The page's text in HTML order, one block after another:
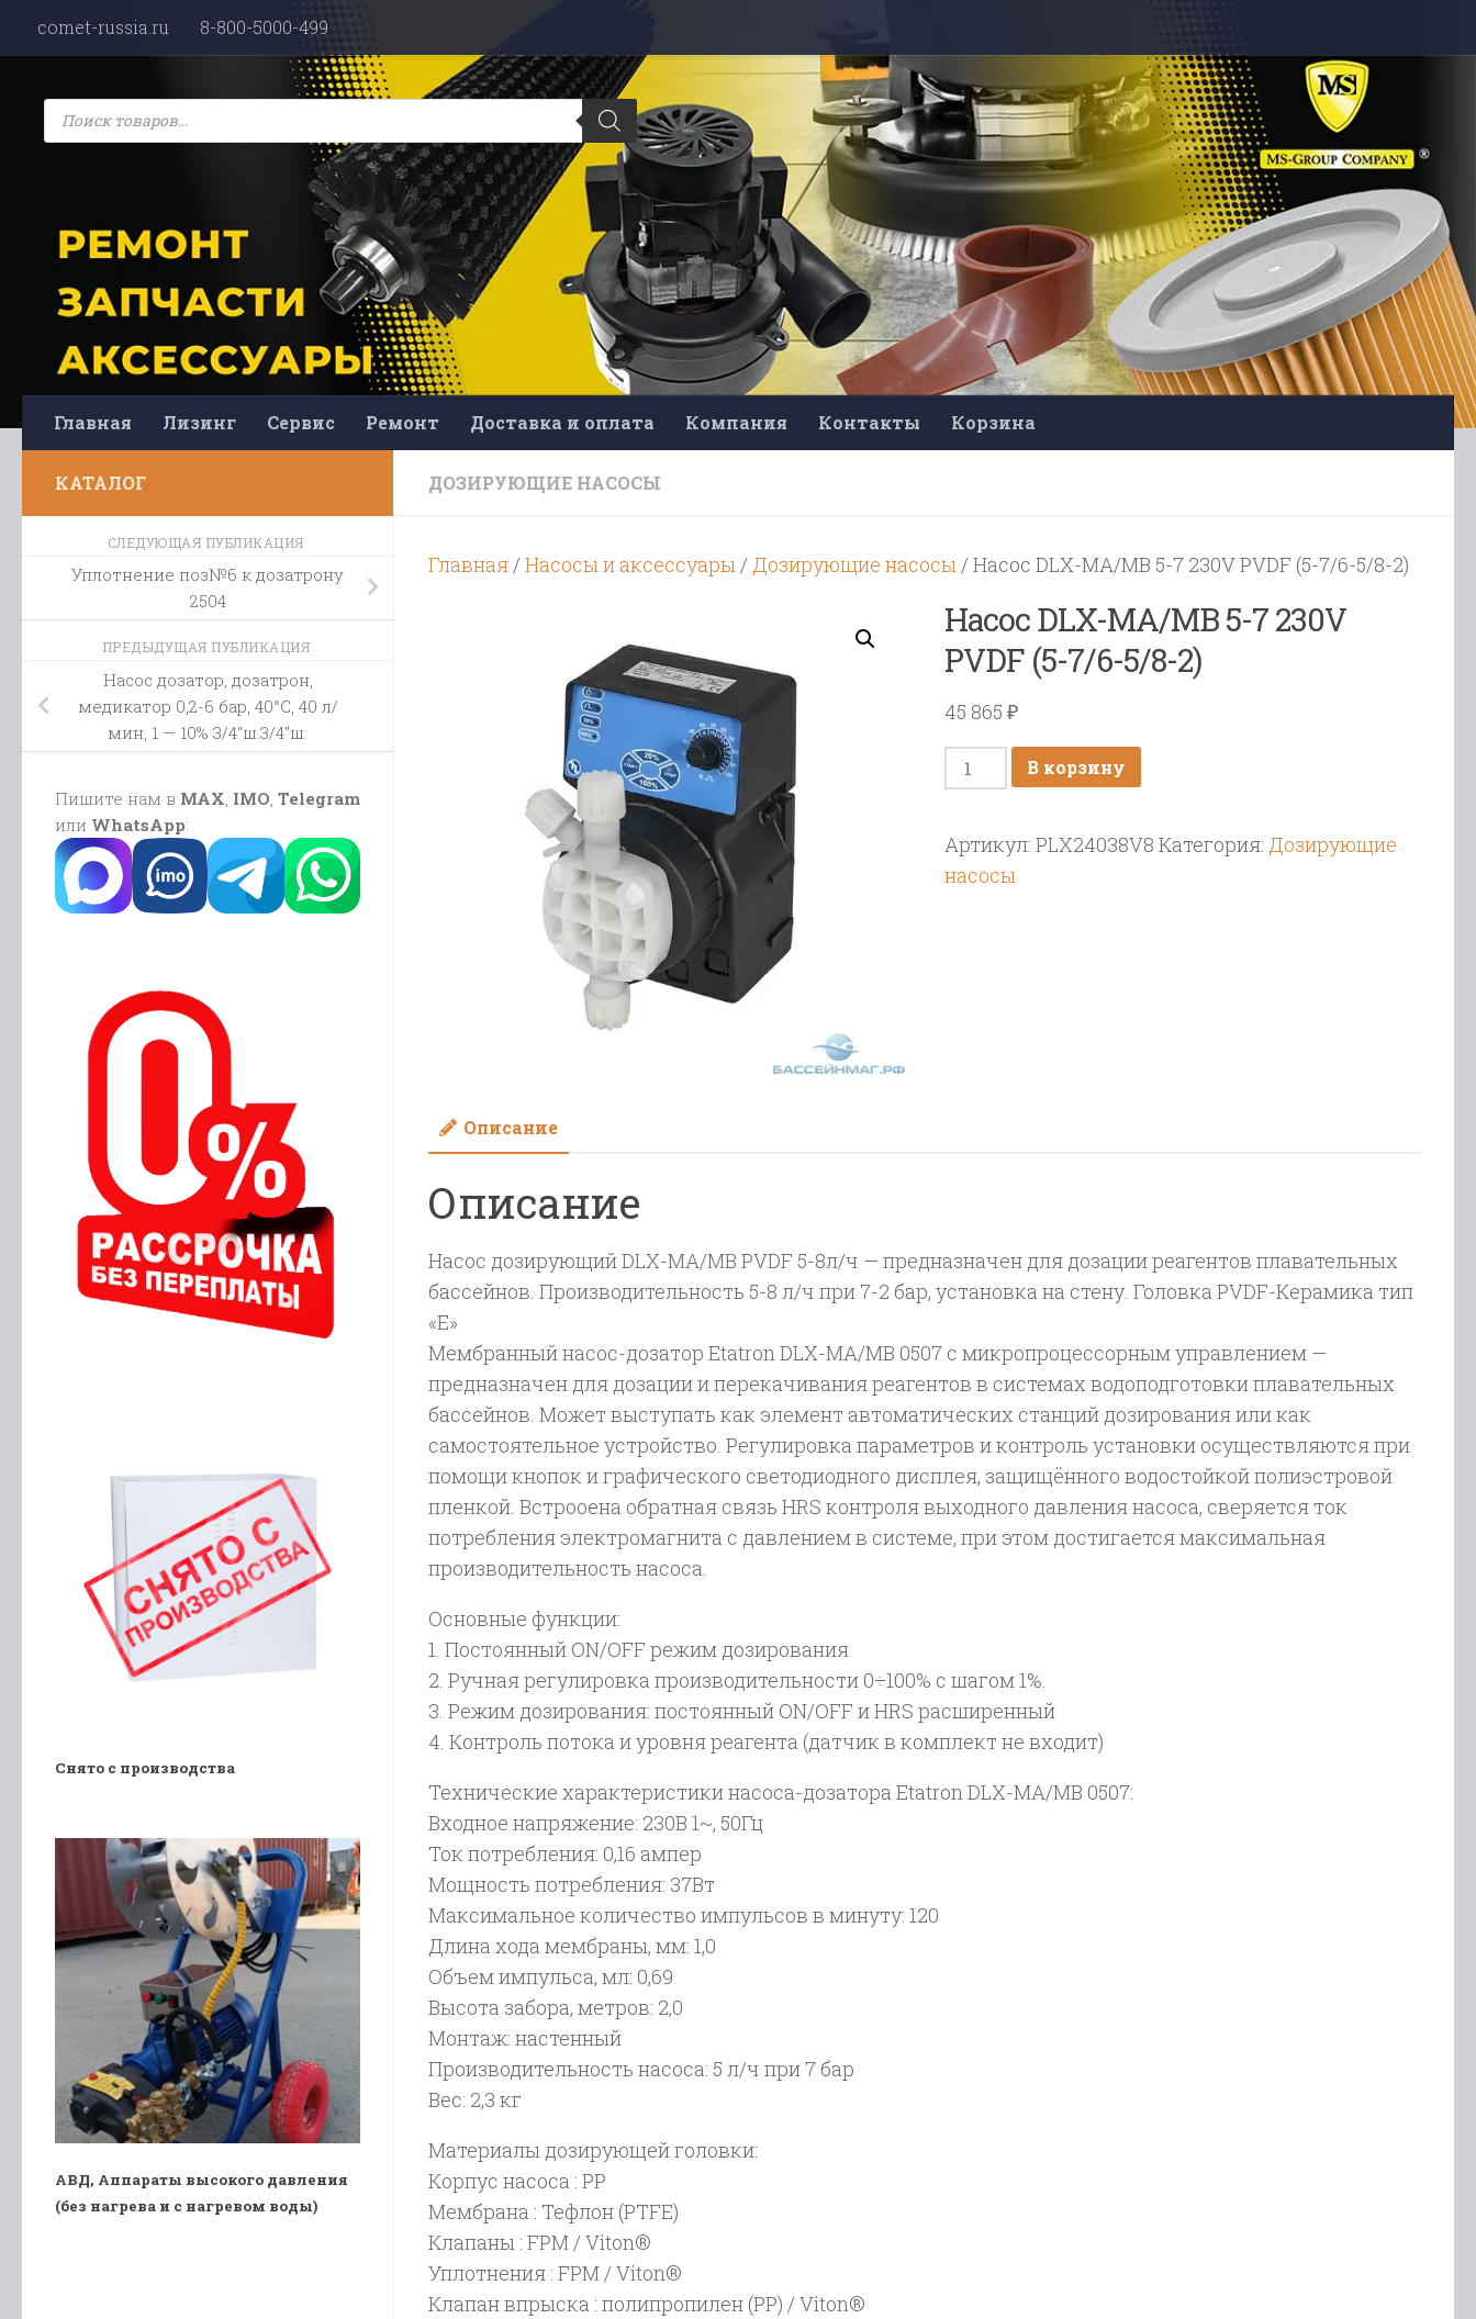
Перейти к содержимому
comet-russia.ru 8-800-5000-499
Поиск
товаров
Главная Лизинг Сервис Ремонт Доставка и оплата Компания Контакты Корзина
ДОЗИРУЮЩИЕ НАСОСЫ
Главная / Насосы и аксессуары / Дозирующие насосы / Насос DLX-MA/MB 5-7 230V PVDF (5-7/6-5/8-2)
Насос DLX-MA/MB 5-7 230V
PVDF (5-7/6-5/8-2)
45 865₽
Количество
товара
DLX-
MA/MB
В корзину
Артикул:PLX24038V8 Категория: Дозирующие
насосы
Описание
Описание
Насос дозирующий DLX-MA/MB PVDF 5-8л/ч — предназначен для дозации реагентов плавательных
бассейнов. Производительность 5-8 л/ч при 7-2 бар, установка на стену. Головка PVDF-Керамика тип
«Е»
Мембранный насос-дозатор Etatron DLX-MA/MB 0507 с микропроцессорным управлением —
предназначен для дозации и перекачивания реагентов в системах водоподготовки плавательных
бассейнов. Может выступать как элемент автоматических станций дозирования или как
самостоятельное устройство. Регулировка параметров и контроль установки осуществляются при
помощи кнопок и графического светодиодного дисплея, защищённого водостойкой полиэстровой
пленкой. Встрооена обратная связь HRS контроля выходного давления насоса, сверяется ток
потребления электромагнита с давлением в системе, при этом достигается максимальная
производительность насоса.
Основные функции:
1. Постоянный ON/OFF режим дозирования
2. Ручная регулировка производительности 0÷100% с шагом 1%.
3. Режим дозирования: постоянный ON/OFF и HRS расширенный
4. Контроль потока и уровня реагента (датчик в комплект не входит)
Технические характеристики насоса-дозатора Etatron DLX-MA/MB 0507:
Входное напряжение: 230В 1~, 50Гц
Ток потребления: 0,16 ампер
Мощность потребления: 37Вт
Максимальное количество импульсов в минуту: 120
Длина хода мембраны, мм: 1,0
Объем импульса, мл: 0,69
Высота забора, метров: 2,0
Монтаж: настенный
Производительность насоса: 5 л/ч при 7 бар
Вес: 2,3 кг
Материалы дозирующей головки:
Корпус насоса : PP
Мембрана : Тефлон (PTFE)
Клапаны : FPM / Viton®
Уплотнения : FPM / Viton®
Клапан впрыска : полипропилен (PP) / Viton®
КАТАЛОГ
СЛЕДУЮЩАЯ ПУБЛИКАЦИЯ
Уплотнение поз№6 к дозатрону
2504
ПРЕДЫДУЩАЯ ПУБЛИКАЦИЯ
Насос дозатор, дозатрон,
медикатор 0,2-6 бар, 40°C, 40 л/
мин, 1 — 10% 3/4″ш.3/4″ш.
Пишите нам в MAX IMO Telegram
или WhatsApp:
Снято с производства
АВД, Аппараты высокого давления
(без нагрева и с нагревом воды)